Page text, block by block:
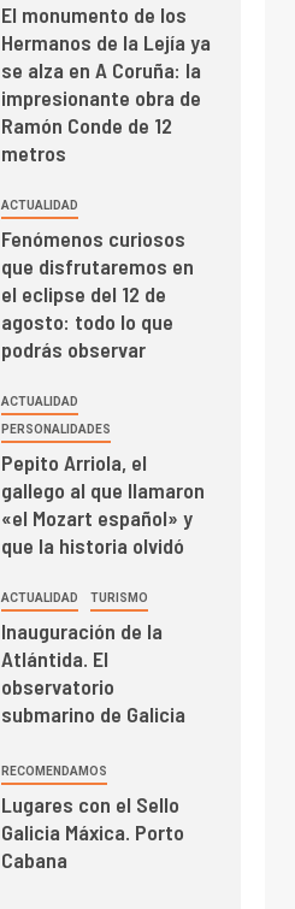
El monumento de los
Hermanos de la Lejía ya
se alza en A Coruña: la
impresionante obra de
Ramón Conde de 12
metros
ACTUALIDAD
Fenómenos curiosos
que disfrutaremos en
el eclipse del 12 de
agosto: todo lo que
podrás observar
ACTUALIDAD
PERSONALIDADES
Pepito Arriola, el
gallego al que llamaron
«el Mozart español» y
que la historia olvidó
ACTUALIDAD TURISMO
Inauguración de la
Atlántida. El
observatorio
submarino de Galicia
RECOMENDAMOS
Lugares con el Sello
Galicia Máxica. Porto
Cabana